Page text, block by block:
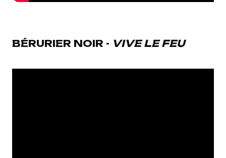
BÉRURIER NOIR - VIVE LE FEU